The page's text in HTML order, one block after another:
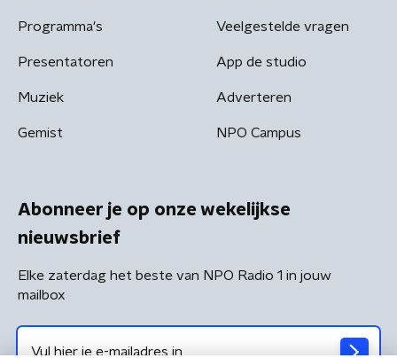
Programma's
Presentatoren
Muziek
Gemist
Veelgestelde vragen
App de studio
Adverteren
NPO Campus
Abonneer je op onze wekelijkse
nieuwsbrief
Elke zaterdag het beste van NPO Radio 1 in jouw
mailbox